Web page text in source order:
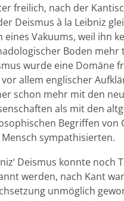
freilich, nach der
Deismus à la Leibniz
eines Vakuums, weil ihn
Boden mehr
wurde eine Domäne
allem englischer
schon mehr mit den
als mit den
Begriffen von
sympathisierten.
Deismus konnte noch
werden, nach Kant
unmöglich